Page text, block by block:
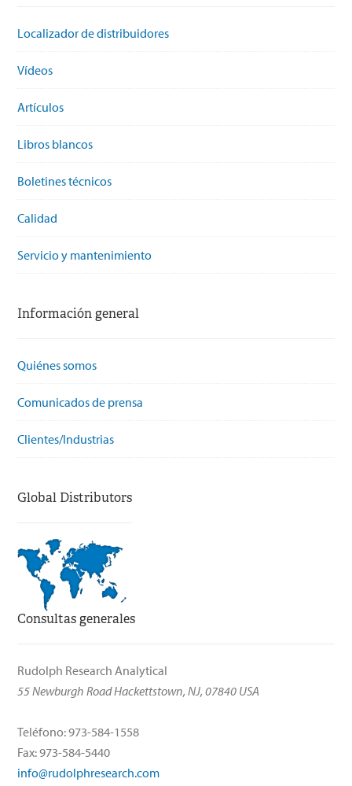
Localizador de distribuidores
Vídeos
Artículos
Libros blancos
Boletines técnicos
Calidad
Servicio y mantenimiento
Información general
Quiénes somos
Comunicados de prensa
Clientes/Industrias
Global Distributors
Consultas generales
Rudolph Research Analytical
55 Newburgh Road Hackettstown, NJ, 07840 USA
Teléfono: 973-584-1558
Fax: 973-584-5440
info@rudolphresearch.com